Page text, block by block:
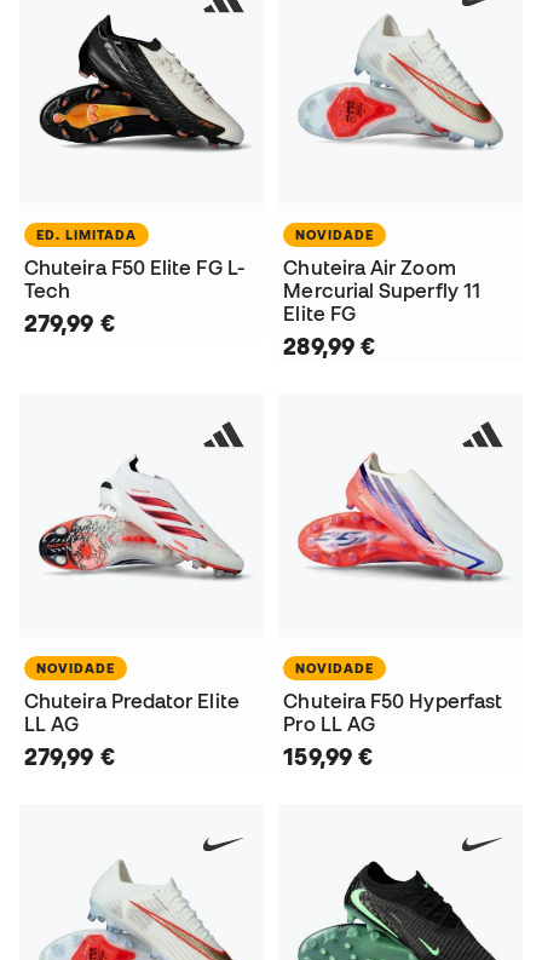
ED. LIMITADA
Chuteira F50 Elite FG L-
Tech
279,99 €
NOVIDADE
Chuteira Air Zoom
Mercurial Superfly 11
Elite FG
289,99 €
NOVIDADE
Chuteira Predator Elite
LL AG
279,99 €
NOVIDADE
Chuteira F50 Hyperfast
Pro LL AG
159,99 €